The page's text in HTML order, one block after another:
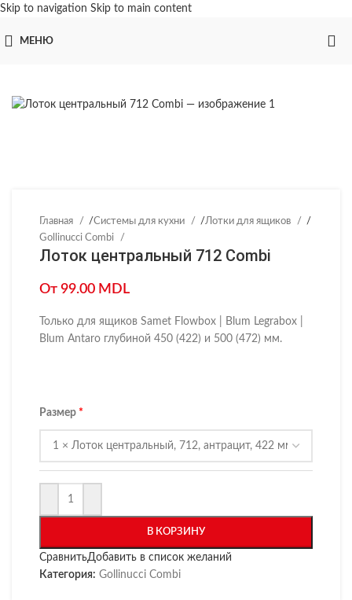
Skip to navigation Skip to main content
МЕНЮ
Главная /Системы для кухни /Лотки для ящиков
/
Gollinucci Combi
Лоток центральный 712 Combi
От 99.00 MDL
Только для ящиков Samet Flowbox | Blum Legrabox |
Blum Antaro глубиной 450 (422) и 500 (472) мм.
Размер
В КОРЗИНУ
СравнитьДобавить в список желаний
Категория: Gollinucci Combi